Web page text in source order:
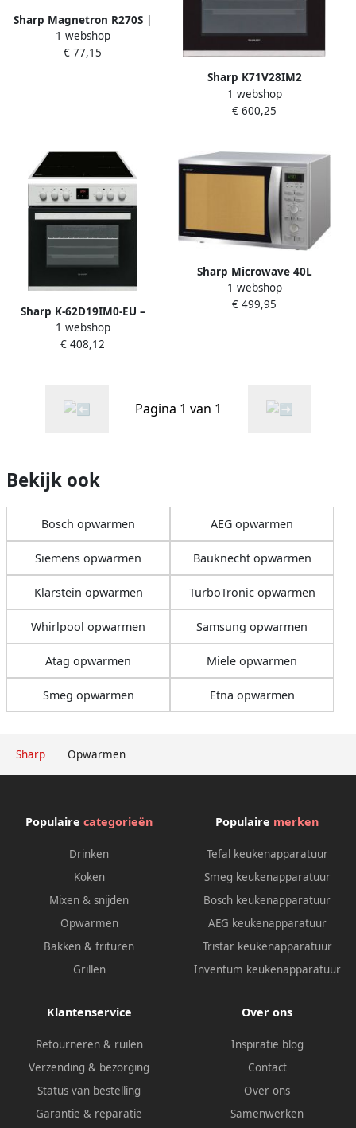
Sharp Opwarmen
Sharp Magnetron R270S |
Microgolfovens |
4974019901503
1 webshop
€ 77,15
Sharp K71V28IM2
Ingebouwde elektrische
oven 78 L Pyrolyse Hete
1 webshop
€ 600,25
Sharp K-62D19IM0-EU –
Inbouw Oven + keramische
kookplaat – 60 cm –
1 webshop
€ 408,12
Sharp Microwave 40L
R941Stw Combi Invert |
Vrijstaande Combi-
1 webshop
€ 499,95
Pagina 1 van 1
Bekijk ook
Bosch opwarmen AEG opwarmen
Siemens opwarmen Bauknecht opwarmen
Klarstein opwarmen TurboTronic opwarmen
Whirlpool opwarmen Samsung opwarmen
Atag opwarmen Miele opwarmen
Smeg opwarmen Etna opwarmen
Populaire categorieën
Drinken
Koken
Mixen & snijden
Opwarmen
Bakken & frituren
Grillen
Populaire merken
Tefal keukenapparatuur
Smeg keukenapparatuur
Bosch keukenapparatuur
AEG keukenapparatuur
Tristar keukenapparatuur
Inventum keukenapparatuur
Klantenservice
Retourneren & ruilen
Verzending & bezorging
Status van bestelling
Garantie & reparatie
Over ons
Inspiratie blog
Contact
Over ons
Samenwerken